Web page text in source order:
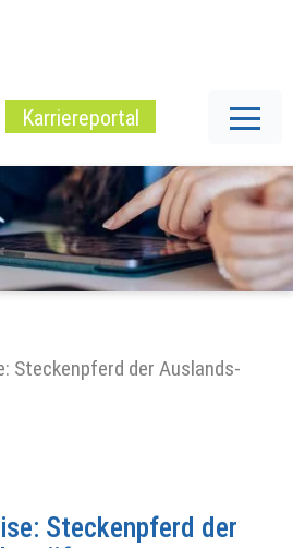
Karriereportal
Steckenpferd der Auslands-
Steckenpferd der